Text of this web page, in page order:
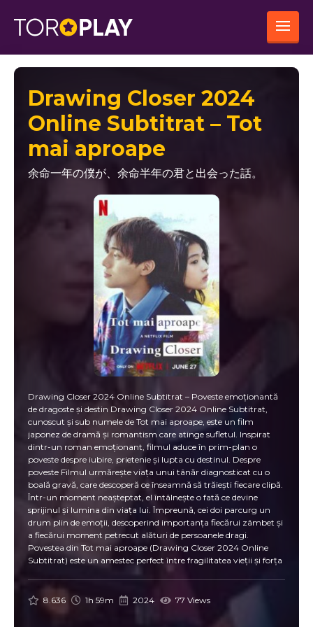
Drawing Closer 2024
Online Subtitrat – Tot
mai aproape
余命一年の僕が、余命半年の君と出会った話。
Drawing Closer 2024 Online Subtitrat – Poveste emoționantă
de dragoste și destin Drawing Closer 2024 Online Subtitrat,
cunoscut și sub numele de Tot mai aproape, este un film
japonez de dramă și romantism care atinge sufletul. Inspirat
dintr-un roman emoționant, filmul aduce în prim-plan o
poveste despre iubire, prietenie și lupta cu destinul. Despre
poveste Filmul urmărește viața unui tânăr diagnosticat cu o
boală gravă, care descoperă ce înseamnă să trăiești fiecare clipă.
Într-un moment neașteptat, el întâlnește o fată ce devine
sprijinul și lumina din viața lui. Împreună, cei doi parcurg un
drum plin de emoții, descoperind importanța fiecărui zâmbet și
a fiecărui moment petrecut alături de persoanele dragi.
Povestea din Tot mai aproape (Drawing Closer 2024 Online
Subtitrat) este un amestec perfect între fragilitatea vieții și forța
iubirii, oferind spectatorilor o experiență cinematografică unică.
De ce merită să vezi Drawing Closer 2024 Online Subtitrat 💖 O
poveste romantică intensă – emoție și tandrețe la fiecare scenă.
🎭 Actori talentați – interpretări memorabile care dau viață
8.636 1h 59m 2024 77 Views